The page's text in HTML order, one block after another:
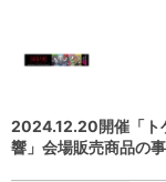
2024.12.20開催「ト
響」会場販売商品の事